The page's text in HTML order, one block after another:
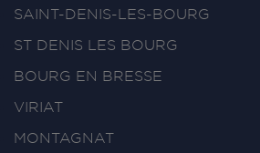
SAINT-DENIS-LES-BOURG
ST DENIS LES BOURG
BOURG EN BRESSE
VIRIAT
MONTAGNAT